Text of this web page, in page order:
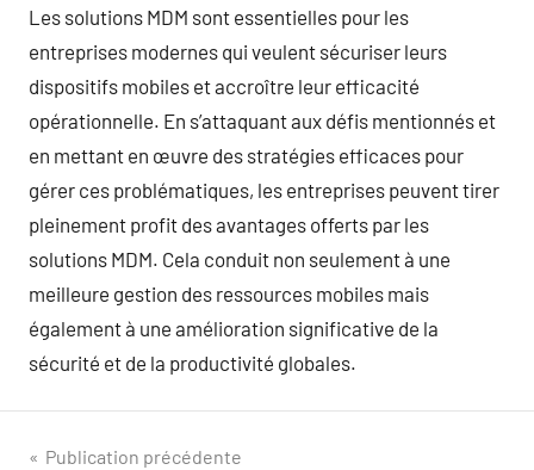
Les solutions MDM sont essentielles pour les
entreprises modernes qui veulent sécuriser leurs
dispositifs mobiles et accroître leur efficacité
opérationnelle. En s’attaquant aux défis mentionnés et
en mettant en œuvre des stratégies efficaces pour
gérer ces problématiques, les entreprises peuvent tirer
pleinement profit des avantages offerts par les
solutions MDM. Cela conduit non seulement à une
meilleure gestion des ressources mobiles mais
également à une amélioration significative de la
sécurité et de la productivité globales.
Navigation
Publication précédente